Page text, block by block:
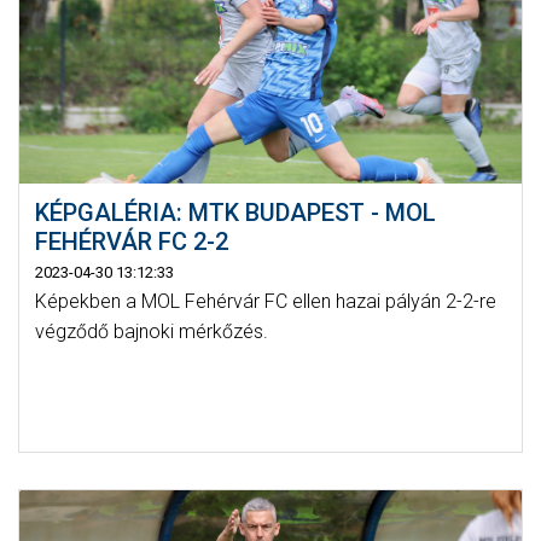
KÉPGALÉRIA: MTK BUDAPEST - MOL
FEHÉRVÁR FC 2-2
2023-04-30 13:12:33
Képekben a MOL Fehérvár FC ellen hazai pályán 2-2-re
végződő bajnoki mérkőzés.